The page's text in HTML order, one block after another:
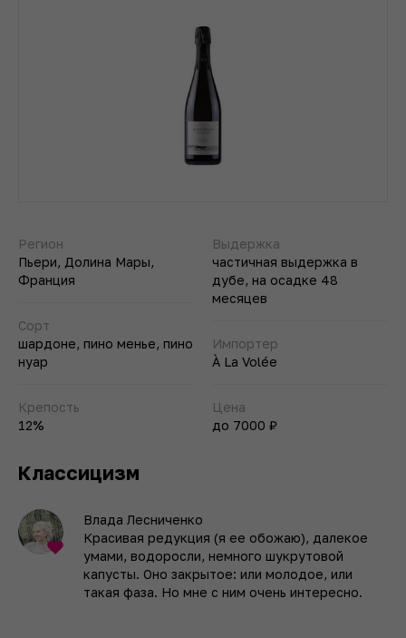
Регион
Пьери, Долина Мары,
Франция
Сорт
шардоне, пино менье, пино
нуар
Крепость
12%
Выдержка
частичная выдержка в
дубе, на осадке 48
месяцев
Импортер
À La Volée
Цена
до 7000 ₽
Классицизм
Влада Лесниченко
Красивая редукция (я ее обожаю), далекое
умами, водоросли, немного шукрутовой
капусты. Оно закрытое: или молодое, или
такая фаза. Но мне с ним очень интересно.